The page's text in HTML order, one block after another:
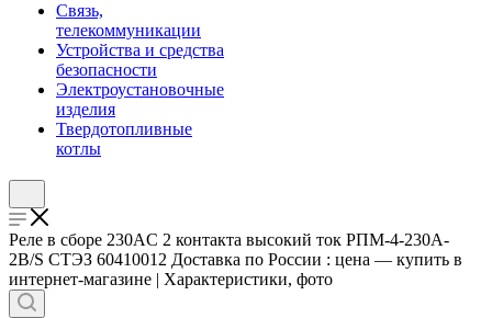
Связь,
телекоммуникации
Устройства и средства
безопасности
Электроустановочные
изделия
Твердотопливные
котлы
Реле в сборе 230AС 2 контакта высокий ток РПМ-4-230A-
2B/S СТЭЗ 60410012 Доставка по России : цена — купить в
интернет-магазине | Характеристики, фото